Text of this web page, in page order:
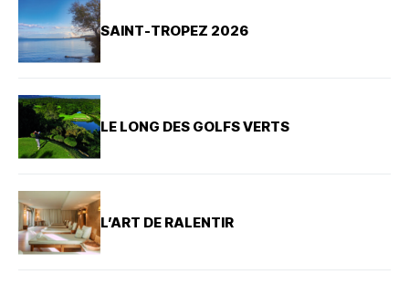
SAINT-TROPEZ 2026
LE LONG DES GOLFS VERTS
L’ART DE RALENTIR